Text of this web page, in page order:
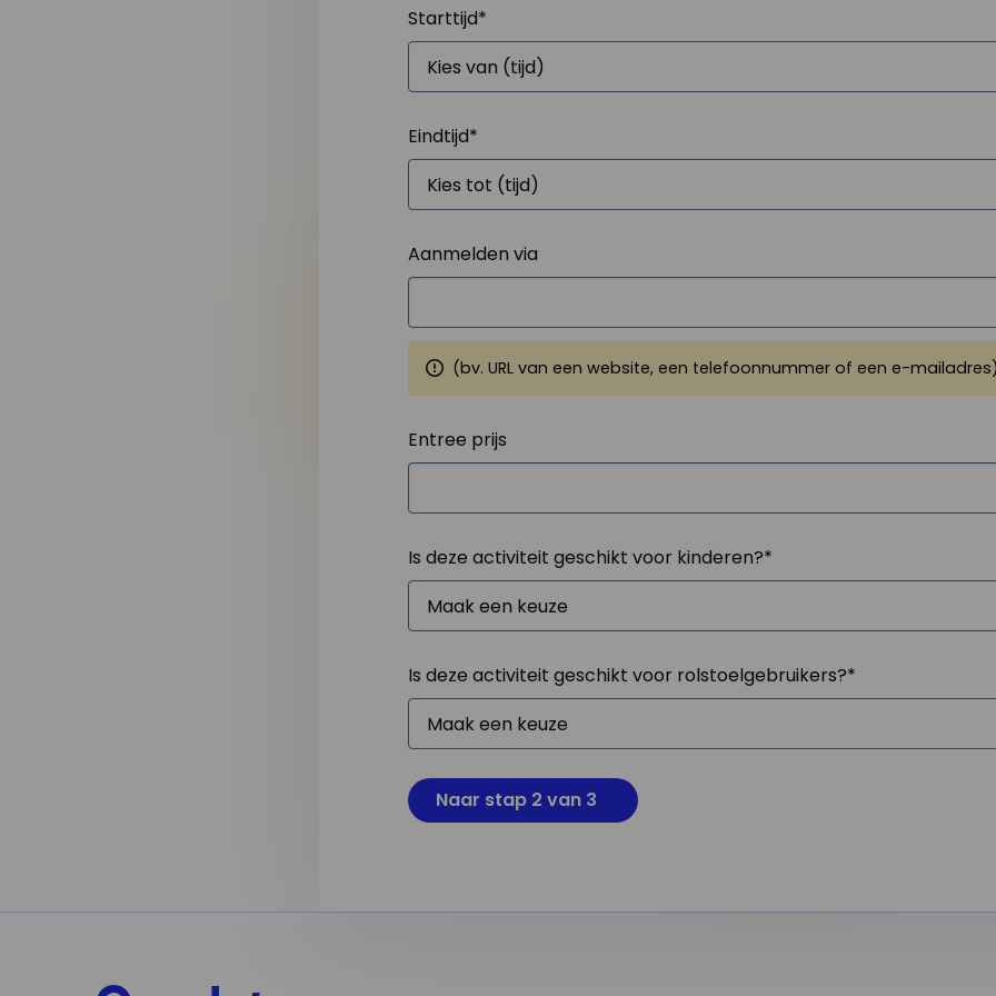
Starttijd*
Eindtijd*
Aanmelden via
(bv. URL van een website, een telefoonnummer of een e-
Entree prijs
Is deze activiteit geschikt voor kinderen?*
Is deze activiteit geschikt voor rolstoelgebruikers?*